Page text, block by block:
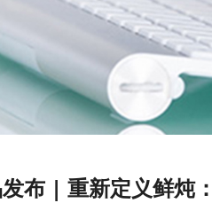
布 | 重新定义鲜炖